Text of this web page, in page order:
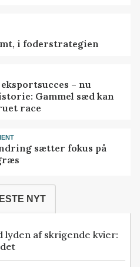
i foderstrategien
– nu
Gammel sæd kan
race
sætter fokus på
NYT
lyden af skrigende kvier: